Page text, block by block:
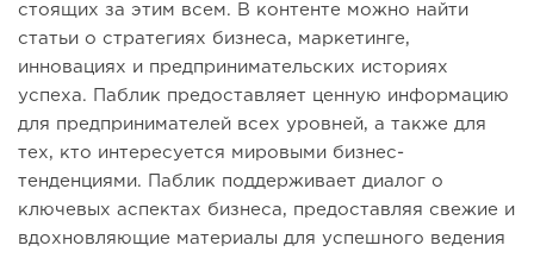
стоящих за этим всем. В контенте можно найти
статьи о стратегиях бизнеса, маркетинге,
инновациях и предпринимательских историях
успеха. Паблик предоставляет ценную информацию
для предпринимателей всех уровней, а также для
тех, кто интересуется мировыми бизнес-
тенденциями. Паблик поддерживает диалог о
ключевых аспектах бизнеса, предоставляя свежие и
вдохновляющие материалы для успешного ведения